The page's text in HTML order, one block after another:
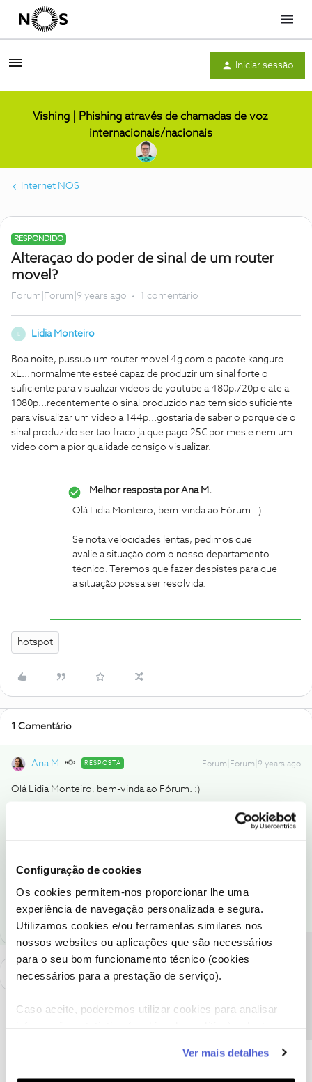
Configuração de cookies
Os cookies permitem-nos proporcionar lhe uma
experiência de navegação personalizada e segura.
Utilizamos cookies e/ou ferramentas similares nos
nossos websites ou aplicações que são necessários
para o seu bom funcionamento técnico (cookies
necessários para a prestação de serviço).
Caso aceite, poderemos utilizar cookies para analisar
funcionalidades (cookies de personalização e
funcionalidade) e adaptar anúncios aos seus interesses
Ver mais detalhes
Menu
Iniciar sessão
Vishing | Phishing através de chamadas de voz
internacionais/nacionais
Internet NOS
RESPONDIDO
Alteraçao do poder de sinal de um router
movel?
Forum|Forum|9 years ago 1 comentário
Lidia Monteiro
Boa noite, pussuo um router movel 4g com o pacote kanguro
xL...normalmente esteé capaz de produzir um sinal forte o
suficiente para visualizar videos de youtube a 480p,720p e ate a
1080p...recentemente o sinal produzido nao tem sido suficiente
para visualizar um video a 144p...gostaria de saber o porque de o
sinal produzido ser tao fraco ja que pago 25€ por mes e nem um
video com a pior qualidade consigo visualizar.
Melhor resposta porAna M.
Olá Lidia Monteiro, bem-vinda ao Fórum. :)
Se nota velocidades lentas, pedimos que
avalie a situação com o nosso departamento
técnico. Teremos que fazer despistes para que
a situação possa ser resolvida.
hotspot
1 Comentário
Ana M. RESPOSTA Forum|Forum|9 years ago
Olá Lidia Monteiro, bem-vinda ao Fórum. :)
Se nota velocidades lentas, pedimos que avalie a situação com o
como "Melhor Resposta" e faça "Like" nos melhores comentários.